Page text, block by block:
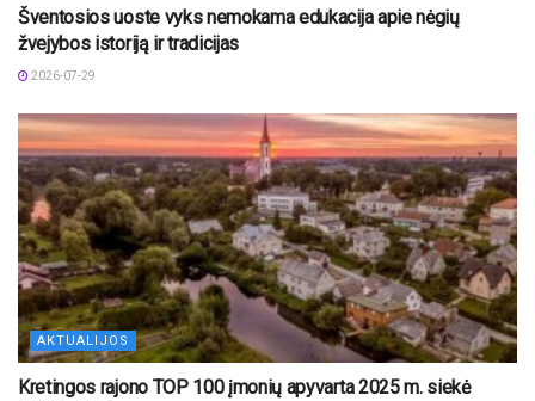
Šventosios uoste vyks nemokama edukacija apie nėgių
žvejybos istoriją ir tradicijas
2026-07-29
AKTUALIJOS
Kretingos rajono TOP 100 įmonių apyvarta 2025 m. siekė